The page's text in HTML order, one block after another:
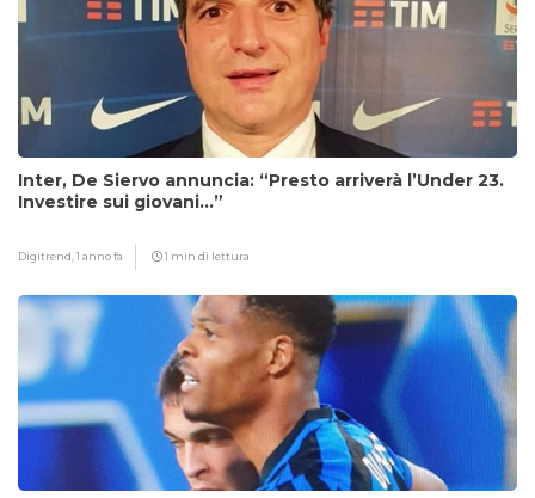
Inter, De Siervo annuncia: “Presto arriverà l’Under 23.
Investire sui giovani…”
Digitrend,1 anno fa 1 min di lettura